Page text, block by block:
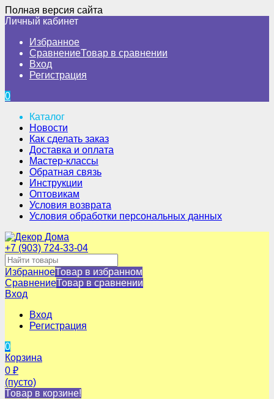
Полная версия сайта
Личный кабинет
Избранное
СравнениеТовар в сравнении
Вход
Регистрация
0
Каталог
Новости
Как сделать заказ
Доставка и оплата
Мастер-классы
Обратная связь
Инструкции
Оптовикам
Условия возврата
Условия обработки персональных данных
+7 (903) 724-33-04
ИзбранноеТовар в избранном
СравнениеТовар в сравнении
Вход
Вход
Регистрация
0
Корзина
0 ₽
(пусто)
Товар в корзине!